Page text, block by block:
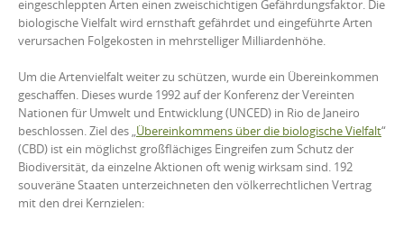
eingeschleppten Arten einen zweischichtigen Gefährdungsfaktor. Die
biologische Vielfalt wird ernsthaft gefährdet und eingeführte Arten
verursachen Folgekosten in mehrstelliger Milliardenhöhe.
Um die Artenvielfalt weiter zu schützen, wurde ein Übereinkommen
geschaffen. Dieses wurde 1992 auf der Konferenz der Vereinten
Nationen für Umwelt und Entwicklung (UNCED) in Rio de Janeiro
beschlossen. Ziel des „Übereinkommens über die biologische Vielfalt“
(CBD) ist ein möglichst großflächiges Eingreifen zum Schutz der
Biodiversität, da einzelne Aktionen oft wenig wirksam sind. 192
souveräne Staaten unterzeichneten den völkerrechtlichen Vertrag
mit den drei Kernzielen: